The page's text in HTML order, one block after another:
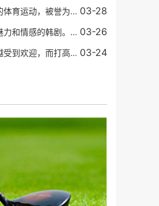
高尔夫球运动是一项享有盛誉的体育运动，被誉为“运动中的绅士游戏”。 在高尔夫球比赛中，赢得比赛的关键因素是要尽可能地在标准杆数内将球打入洞中。 在这个过程中，球员需要 03-28
打高尔夫球的女人是一部极富魅力和情感的韩剧。该剧通过一个女性高尔夫球手的成长历程，讲述了困难、痛苦、挫折和梦想的人生故事。该剧不仅展现了高尔夫球运动的美妙，也探讨 03-26
高尔夫运动在全球范围内越来越受到欢迎，而打高尔夫球不仅需要技巧与耐力，更需要穿着合适的服装来让自己更加舒适自在。目前市面上有很多高尔夫球服装品牌，其中最知名的品牌 03-24